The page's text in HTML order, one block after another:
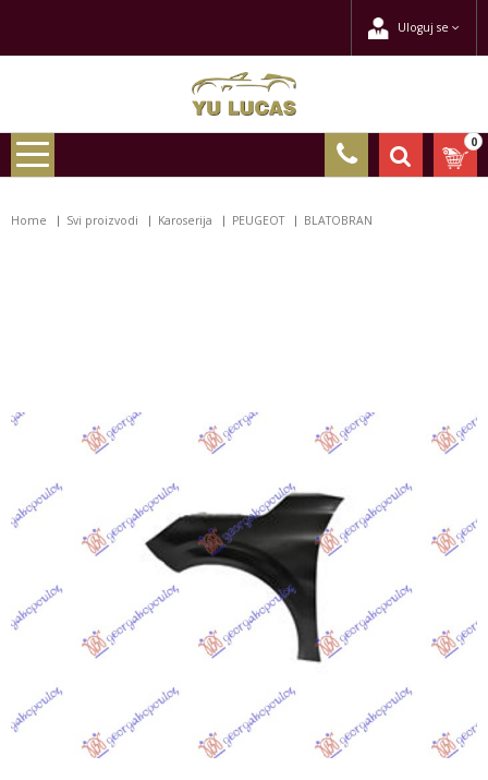
Uloguj se
0
Home Svi proizvodi Karoserija PEUGEOT BLATOBRAN